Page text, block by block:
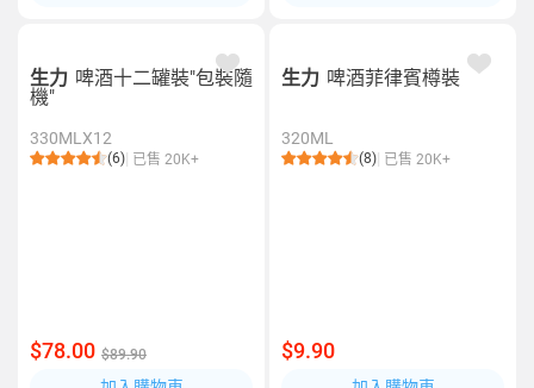
生力 啤酒十二罐裝"包裝隨
機"
330MLX12
(6) 已售 20K+
$78.00 $89.90
生力 啤酒菲律賓樽裝
320ML
(8) 已售 20K+
$9.90